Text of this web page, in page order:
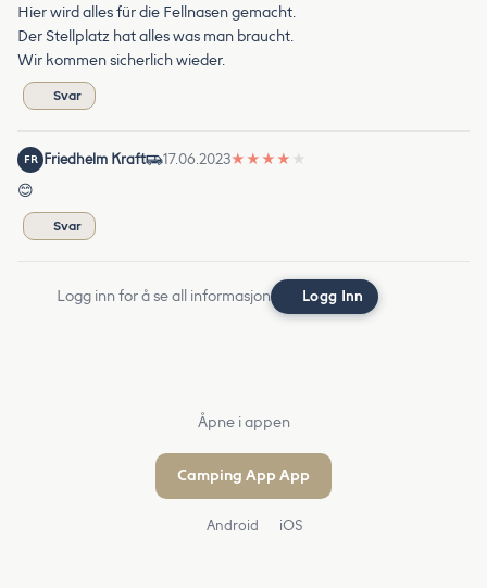
Hier wird alles für die Fellnasen gemacht.
Der Stellplatz hat alles was man braucht.
Wir kommen sicherlich wieder.
Svar
FR Friedhelm Kraft 17.06.2023★ ★ ★ ★ ★
😊
Svar
Logg inn for å se all informasjon Logg Inn
Åpne i appen
Camping App App
Android iOS